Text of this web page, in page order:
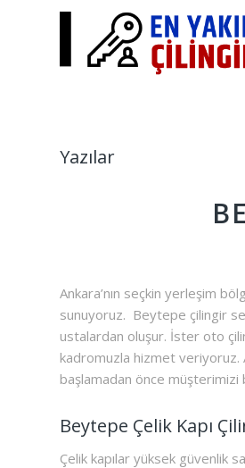
Yazılar
Ankara’nın seçkin yerleşim
sunuyoruz. Beytepe çilingir
ustalardan oluşur. İster oto
kadromuzla hizmet veriyoruz.
başlamadan önce
Beytepe Çelik Kapı
Çelik kapılar yüksek güvenlik